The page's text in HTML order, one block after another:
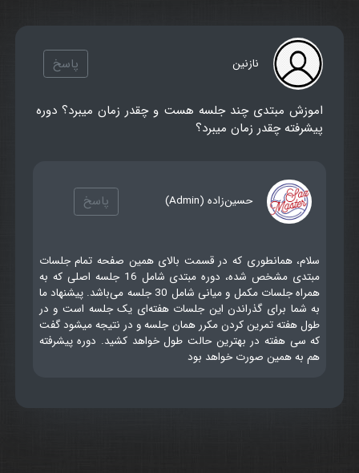
نازنین پاسخ
اموزش مبتدی چند جلسه هست و چقدر زمان میبرد؟ دوره
پیشرفته چقدر زمان میبرد؟
حسین‌زاده (Admin) پاسخ
سلام، همانطوری که در قسمت بالای همین صفحه تمام جلسات
مبتدی مشخص شده، دوره مبتدی شامل 16 جلسه اصلی که به
همراه جلسات مکمل و میانی شامل 30 جلسه می‌باشد. پیشنهاد ما
به شما برای گذراندن این جلسات هفته‌ای یک جلسه است و در
طول هفته تمرین کردن مکرر همان جلسه و در نتیجه میشود گفت
که سی هفته در بهترین حالت طول خواهد کشید. دوره پیشرفته
هم به همین صورت خواهد بود